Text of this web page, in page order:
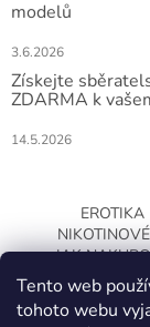
Tento web
tohoto webu
modelů
3.6.2026
Získejte
ZDARMA k
14.5.2026
EROTIKA
JAK